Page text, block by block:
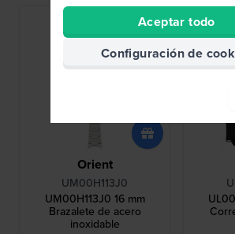
Orient
UM00H113J0
UM00H113J0 16 mm
Brazalete de acero
inoxidable
Aceptar todo
Configuración de